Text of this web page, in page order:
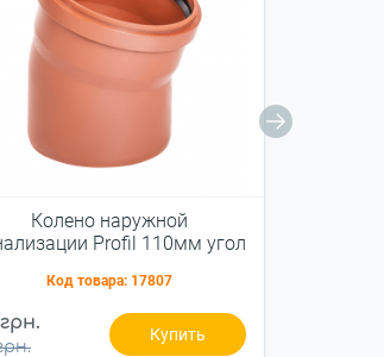
Колено наружной
Profil 110мм угол
Код товара: 17807
Купить